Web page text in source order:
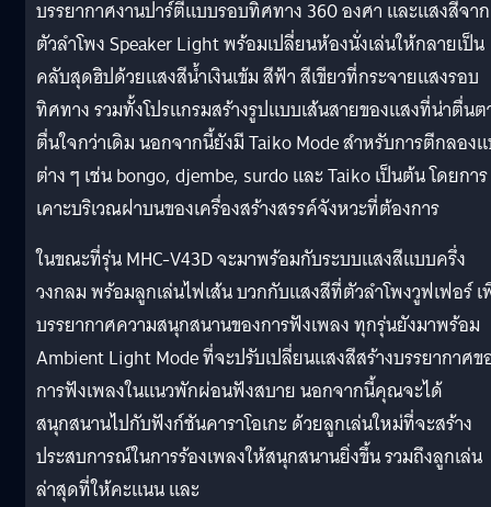
บรรยากาศงานปาร์ตี้แบบรอบทิศทาง 360 องศา และแสงสีจาก
ตัวลำโพง Speaker Light พร้อมเปลี่ยนห้องนั่งเล่นให้กลายเป็น
คลับสุดฮิปด้วยแสงสีน้ำเงินเข้ม สีฟ้า สีเขียวที่กระจายแสงรอบ
ทิศทาง รวมทั้งโปรแกรมสร้างรูปแบบเส้นสายของแสงที่น่าตื่นต
ตื่นใจกว่าเดิม นอกจากนี้ยังมี Taiko Mode สำหรับการตีกลอง
ต่าง ๆ เช่น bongo, djembe, surdo และ Taiko เป็นต้น โดยการ
เคาะบริเวณฝาบนของเครื่องสร้างสรรค์จังหวะที่ต้องการ
ในขณะที่รุ่น MHC-V43D จะมาพร้อมกับระบบแสงสีแบบครึ่ง
วงกลม พร้อมลูกเล่นไฟเส้น บวกกับแสงสีที่ตัวลำโพงวูฟเฟอร์
บรรยากาศความสนุกสนานของการฟังเพลง ทุกรุ่นยังมาพร้อม
Ambient Light Mode ที่จะปรับเปลี่ยนแสงสีสร้างบรรยากาศข
การฟังเพลงในแนวพักผ่อนฟังสบาย นอกจากนี้คุณจะได้
สนุกสนานไปกับฟังก์ชันคาราโอเกะ ด้วยลูกเล่นใหม่ที่จะสร้าง
ประสบการณ์ในการร้องเพลงให้สนุกสนานยิ่งขึ้น รวมถึงลูกเล่น
ล่าสุดที่ให้คะแนน และ